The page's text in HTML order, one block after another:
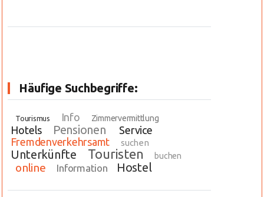
Häufige Suchbegriffe:
Tourismus Info Zimmervermittlung
Hotels Pensionen
Service
Fremdenverkehrsamt
suchen
Unterkünfte Touristen buchen
online Information Hostel